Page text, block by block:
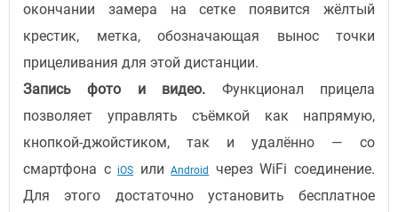
окончании замера на сетке появится жёлтый
крестик, метка, обозначающая вынос точки
прицеливания для этой дистанции.
Запись фото и видео. Функционал прицела
позволяет управлять съёмкой как напрямую,
кнопкой-джойстиком, так и удалённо — со
смартфона с iOS илиAndroid
через WiFi соединение.
Для этого достаточно установить бесплатное